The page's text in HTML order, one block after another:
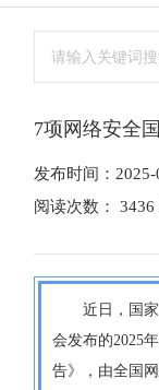
7项网络安全
发布时间：2025-
阅读次数： 3436
近日， 国
会发布的2025
告》 ， 由全国